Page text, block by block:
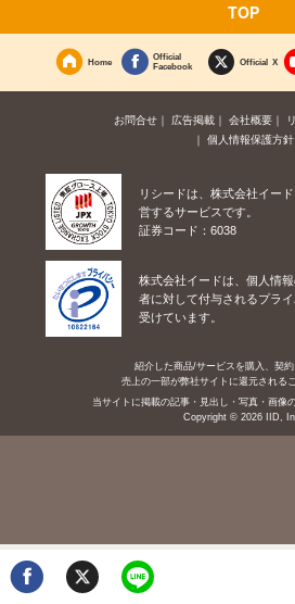
TOP
Home
Official
Facebook
Official X
お問合せ 広告掲載 会社概要
個人情報保護方針
リシードは、株式会社イー
営するサービスです。
証券コード：6038
株式会社イードは、個人情
者に対して付与されるプラ
受けています。
紹介した商品/サービスを購入、契約
売上の一部が弊社サイトに還元される
当サイトに掲載の記事・見出し・写真・画像
Copyright © 2026 IID,